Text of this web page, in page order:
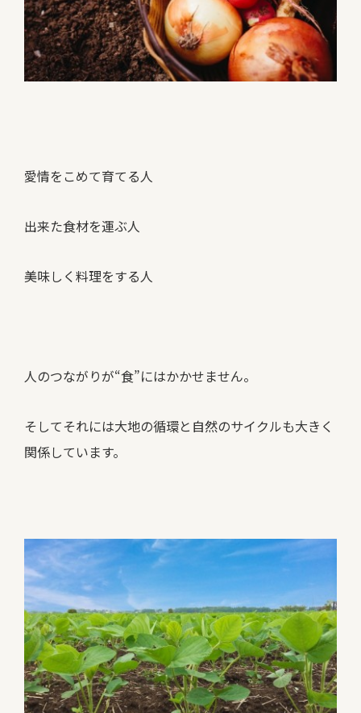
愛情をこめて育てる人
出来た食材を運ぶ人
美味しく料理をする人
人のつながりが“食”にはかかせません。
そしてそれには大地の循環と自然のサイクルも大きく
関係しています。